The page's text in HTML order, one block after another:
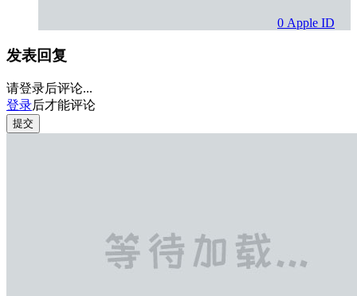
0 Apple ID
发表回复
请登录后评论...
登录后才能评论
提交